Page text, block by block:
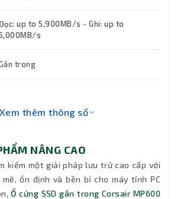
up to 5,900MB/s - Ghi: up to
s
trong
Windows 11, Windows 10, Mac OS X
cập nhật
Đang cập nhật
Xem thêm thông số
NÂNG CAO
kiếm một giải pháp lưu trữ cao cấp với
ổn định và bền bỉ cho máy tính PC
Ổ cứng SSD gắn trong Corsair MP600